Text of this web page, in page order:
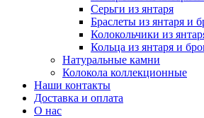
Серьги из янтаря
Браслеты из янтаря и
Колокольчики из
Кольца из янтаря и
Натуральные камни
Колокола коллекционные
Наши контакты
Доставка и оплата
О нас